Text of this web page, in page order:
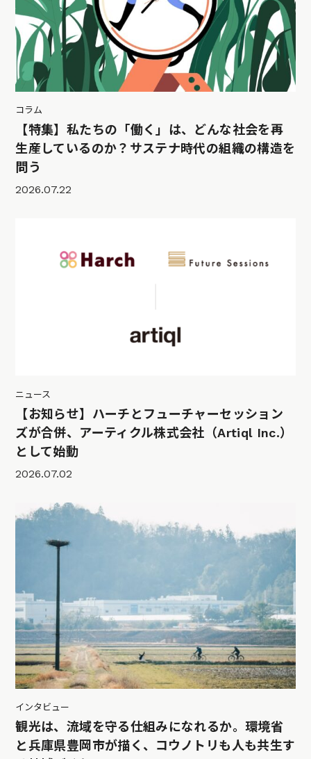
コラム
【特集】私たちの「働く」は、どんな社会を再
生産しているのか？サステナ時代の組織の構造を
問う
2026.07.22
ニュース
【お知らせ】ハーチとフューチャーセッション
ズが合併、アーティクル株式会社（Artiql Inc.）
として始動
2026.07.02
インタビュー
観光は、流域を守る仕組みになれるか。環境省
と兵庫県豊岡市が描く、コウノトリも人も共生す